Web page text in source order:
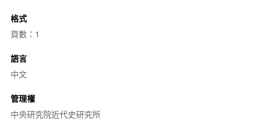
格式
頁數：1
語言
中文
管理權
中央研究院近代史研究所